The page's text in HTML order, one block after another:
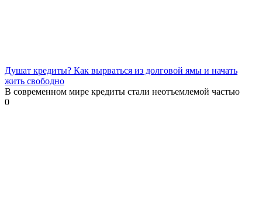
Душат кредиты? Как вырваться из долговой ямы и начать
жить свободно
В современном мире кредиты стали неотъемлемой частью
0